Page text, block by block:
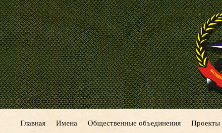
Главная Имена Общественные объединения Проекты